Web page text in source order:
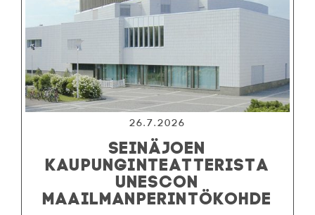
26.7.2026
SEINÄJOEN
KAUPUNGINTEATTERISTA
UNESCON
MAAILMANPERINTÖKOHDE